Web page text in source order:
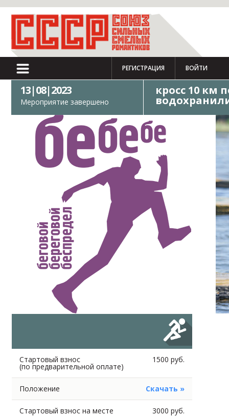
РЕГИСТРАЦИЯ ВОЙТИ
13|08|2023
Мероприятие завершено
кросс 10 км
Стартовый взнос
(по предварительной оплате)
1500 руб.
Положение Скачать »
Стартовый взнос на месте 3000 руб.